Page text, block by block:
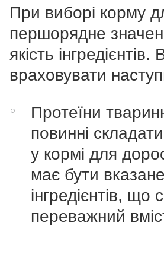
При виборі корму
першорядне
якість
враховувати
Протеїни
повинні
у кормі для
має бути
інгредієнтів, що
переважний